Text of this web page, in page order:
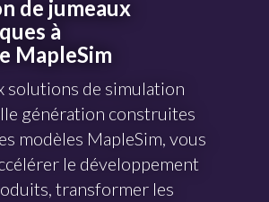
de jumeaux
à
MapleSim
solutions de simulation
génération construites
modèles MapleSim, vous
le développement
transformer les